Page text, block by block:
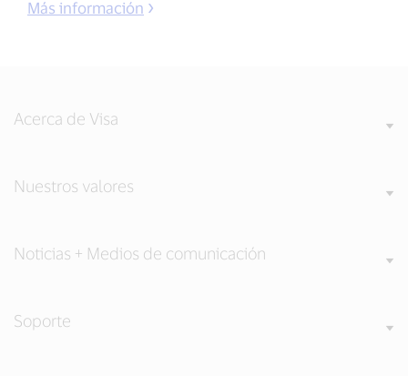
Más información
Acerca de Visa
Nuestros valores
Noticias + Medios de comunicación
Soporte